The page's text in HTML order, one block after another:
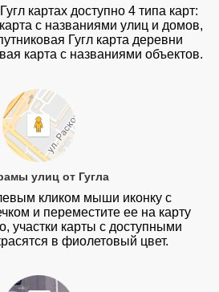
картах доступно 4 типа карт:
с названиями улиц и домов,
Гугл карта деревни
карта с названиями объектов.
улиц от Гугла
кликом мыши иконку с
и переместите ее на карту
участки карты с доступными
в фиолетовый цвет.